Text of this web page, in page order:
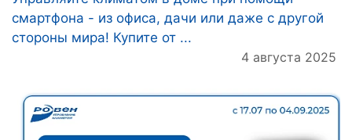
смартфона - из офиса, дачи или даже с другой
стороны мира! Купите от ...
4 августа 2025